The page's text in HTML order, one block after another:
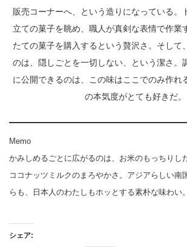
販売コーナーへ、という造りになっている。
立ての菓子を眺め、職人が真剣な表情で作業
たての菓子を購入するという贅沢さ。そして
のは、隠しごとを一切しない、という潔さ。
に公開できるのは、この味はここでのみ作れ
の本気度がとても好きだ。
Memo
かみしめるごとに広がるのは、お米のもっちりし
ココナッツミルクのまろやかさ。アジアらしい南
らも、日本人のわたしもホッとする素朴な味わい。
シェア: